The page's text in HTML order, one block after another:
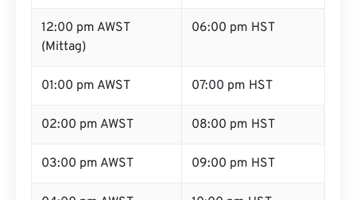
12:00 pm AWST
(Mittag)
06:00 pm HST
01:00 pm AWST 07:00 pm HST
02:00 pm AWST 08:00 pm HST
03:00 pm AWST 09:00 pm HST